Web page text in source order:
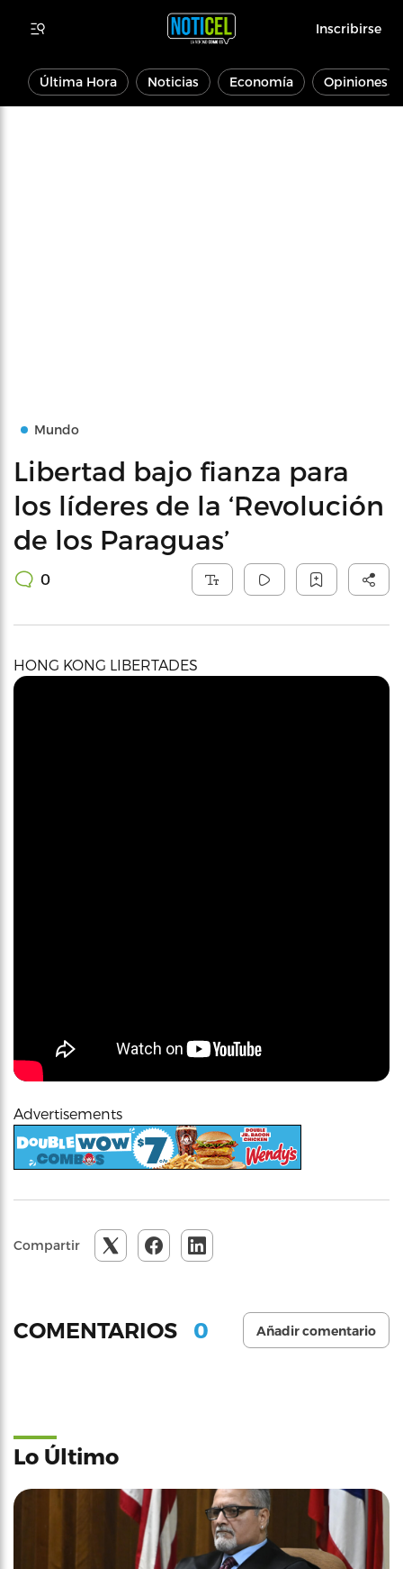
Inscribirse
Última Hora Noticias Economía Opiniones
Mundo
Libertad bajo fianza para
los líderes de la ‘Revolución
de los Paraguas’
0
HONG KONG LIBERTADES
Advertisements
Compartir
COMENTARIOS 0 Añadir comentario
Lo Último